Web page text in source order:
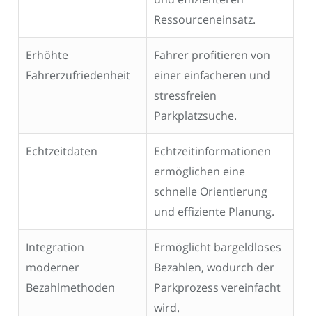
Ressourceneinsatz.
Erhöhte
Fahrerzufriedenheit
Fahrer profitieren von
einer einfacheren und
stressfreien
Parkplatzsuche.
Echtzeitdaten
Echtzeitinformationen
ermöglichen eine
schnelle Orientierung
und effiziente Planung.
Integration
moderner
Bezahlmethoden
Ermöglicht bargeldloses
Bezahlen, wodurch der
Parkprozess vereinfacht
wird.